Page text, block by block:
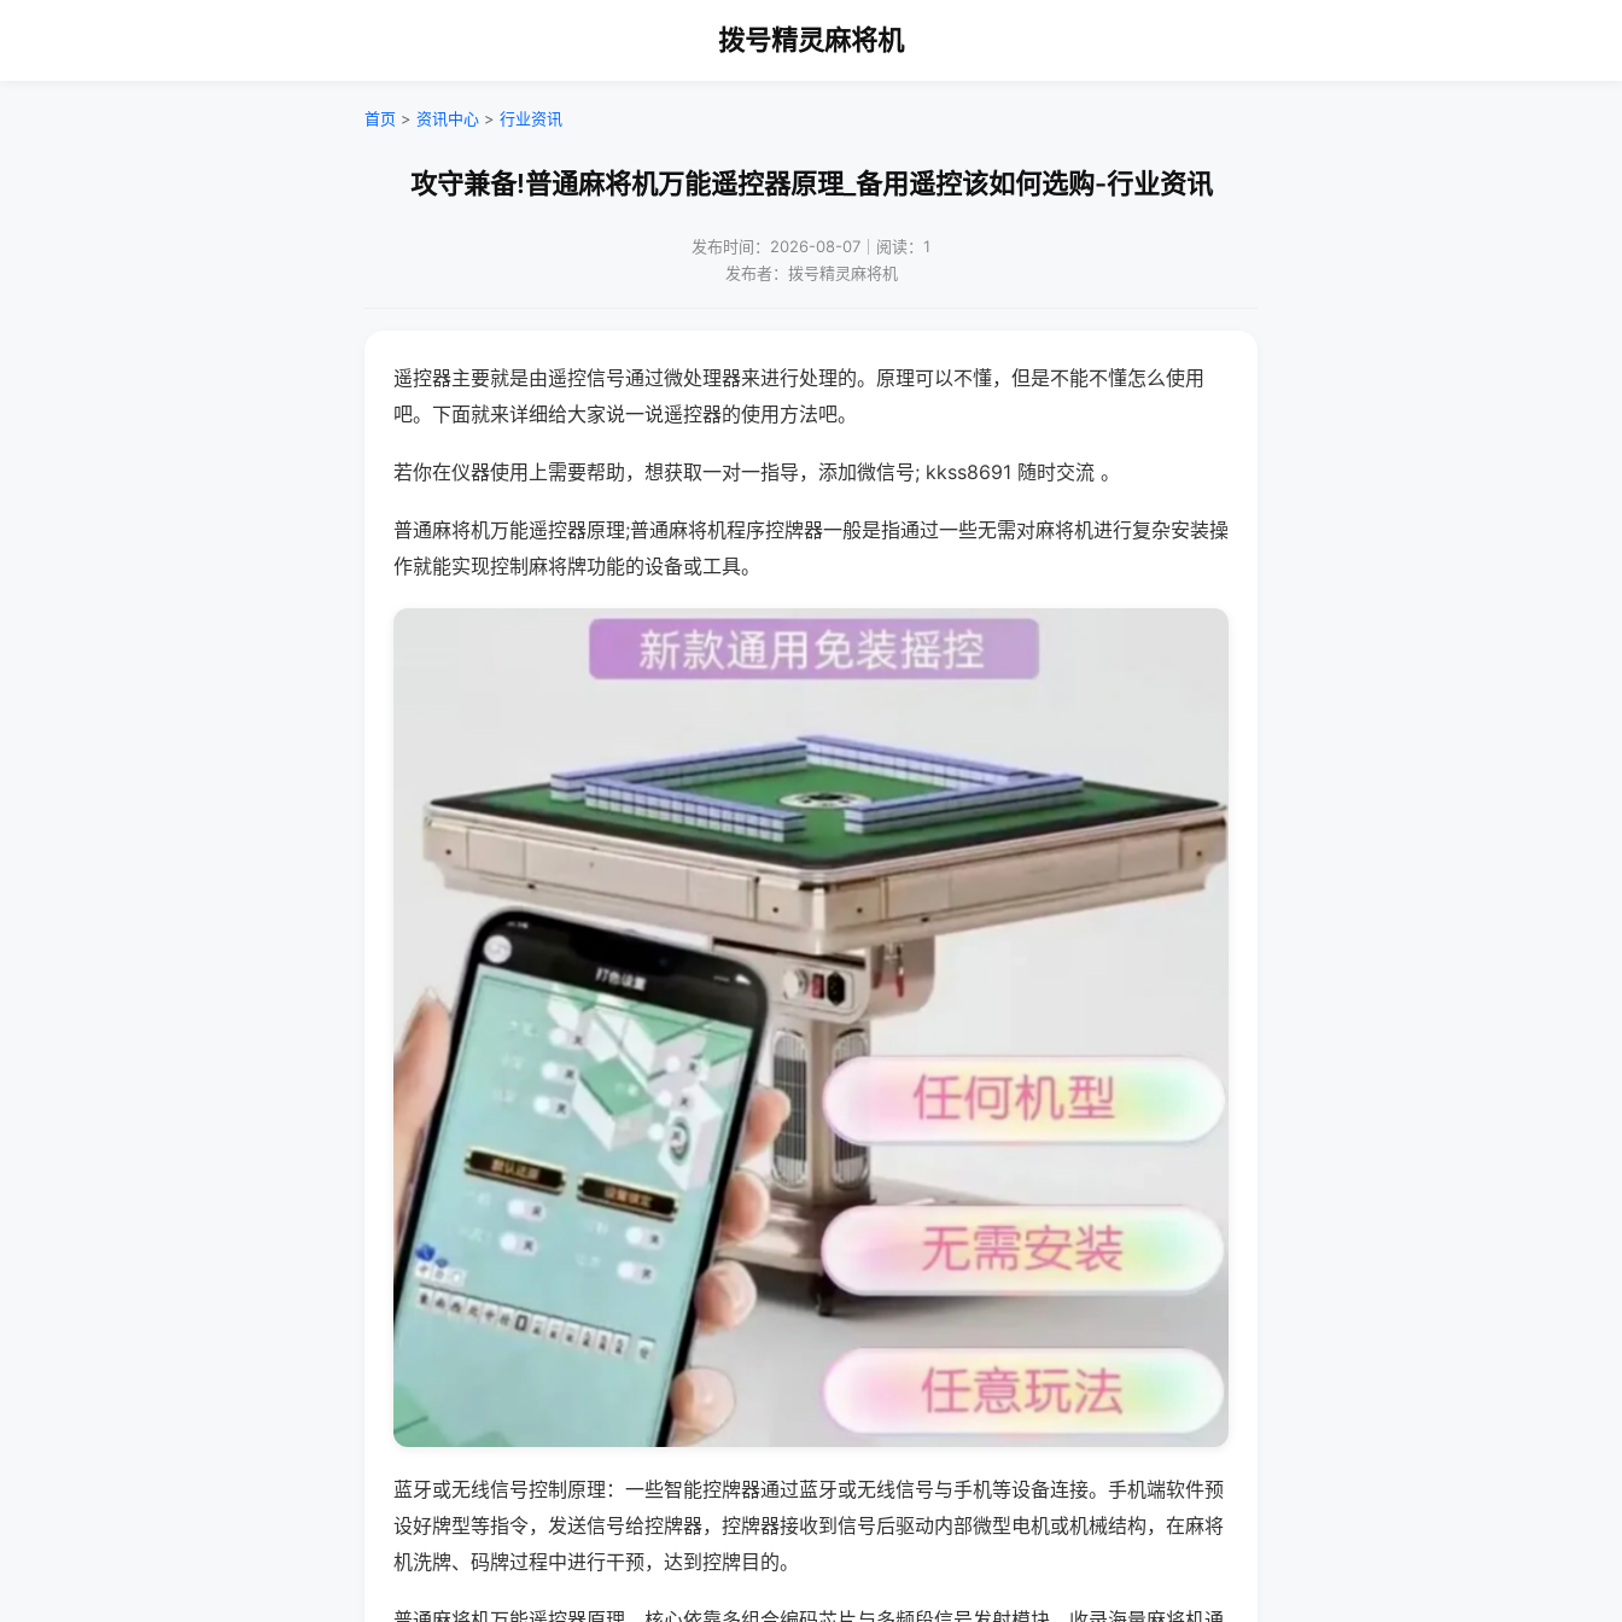
拨号精灵麻将机
首页 > 资讯中心 > 行业资讯
攻守兼备!普通麻将机万能遥控器原理_备用遥控该如何选购-行业资讯
发布时间：2026-08-07｜阅读：1
发布者：拨号精灵麻将机
遥控器主要就是由遥控信号通过微处理器来进行处理的。原理可以不懂，但是不能不懂怎么使用
吧。下面就来详细给大家说一说遥控器的使用方法吧。
若你在仪器使用上需要帮助，想获取一对一指导，添加微信号; kkss8691 随时交流 。
普通麻将机万能遥控器原理;普通麻将机程序控牌器一般是指通过一些无需对麻将机进行复杂安装操
作就能实现控制麻将牌功能的设备或工具。
蓝牙或无线信号控制原理：一些智能控牌器通过蓝牙或无线信号与手机等设备连接。手机端软件预
设好牌型等指令，发送信号给控牌器，控牌器接收到信号后驱动内部微型电机或机械结构，在麻将
机洗牌、码牌过程中进行干预，达到控牌目的。